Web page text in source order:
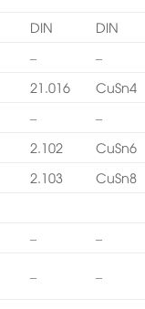
DIN
DIN
–
–
21.016
CuSn4
–
–
2.102
CuSn6
2.103 CuSn8
– –
– –